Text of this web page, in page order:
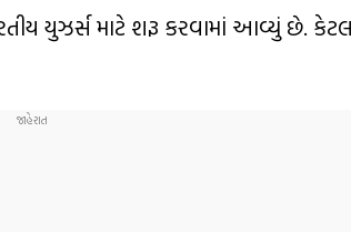
યુઝર્સ માટે શરૂ કરવામાં આવ્યું છે.